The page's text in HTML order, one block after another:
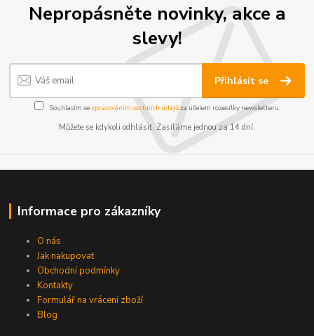
Nepropásněte novinky, akce a
slevy!
Přihlásit se
Souhlasím se zpracováním osobních údajůza účelem rozesílky newsletteru.
Můžete se kdykoli odhlásit. Zasíláme jednou za 14 dní.
Informace pro zákazníky
O nás
Jak nakupovat
Obchodní podmínky
Kontakty
Formulář na vrácení zboží
Blog